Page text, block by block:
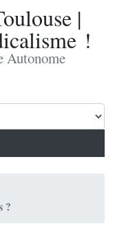
|
!
Autonome
?